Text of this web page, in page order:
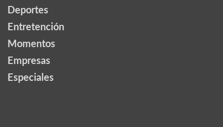
Deportes
Entretención
Momentos
Empresas
Especiales